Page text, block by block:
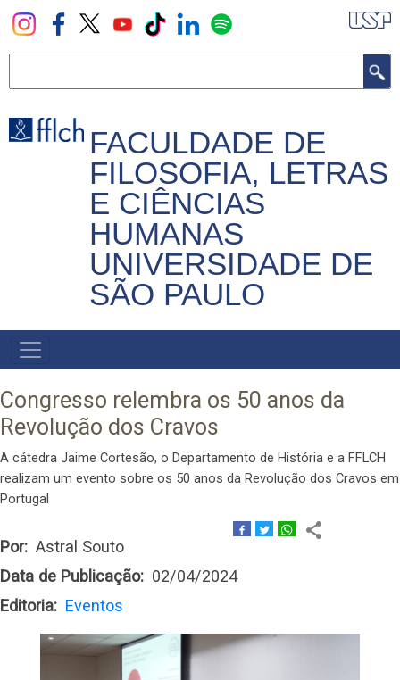
Pular
para
principal
FACULDADE DE
FILOSOFIA, LETRAS
E CIÊNCIAS
HUMANAS
UNIVERSIDADE DE
SÃO PAULO
NAVEGADOR
PRINCIPAL
Congresso relembra os 50 anos da
Revolução dos Cravos
A cátedra Jaime Cortesão, o Departamento de História e a FFLCH
realizam um evento sobre os 50 anos da Revolução dos Cravos em
Portugal
Por
Astral Souto
Data de Publicação
02/04/2024
Editoria
Eventos